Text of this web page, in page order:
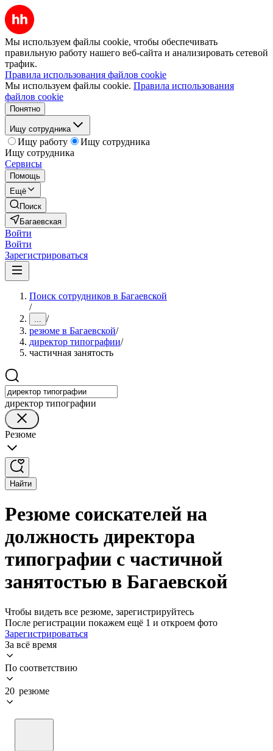
Мы используем файлы cookie, чтобы обеспечивать
правильную работу нашего веб-сайта и анализировать сетевой
трафик.
Правила использования файлов cookie
Мы используем файлы cookie. Правила использования
файлов cookie
Понятно
Ищу сотрудника
Ищу работу
Ищу сотрудника
Ищу сотрудника
Сервисы
Помощь
Ещё
Поиск
Багаевская
Войти
Войти
Зарегистрироваться
Поиск сотрудников в Багаевской
/
... /
резюме в Багаевской/
директор типографии/
частичная занятость
директор типографии
Резюме
Найти
Резюме соискателей на
должность директора
типографии с частичной
занятостью в Багаевской
Чтобы видеть все резюме, зарегистрируйтесь
После регистрации покажем ещё 1 и откроем фото
Зарегистрироваться
За всё время
По соответствию
20 резюме